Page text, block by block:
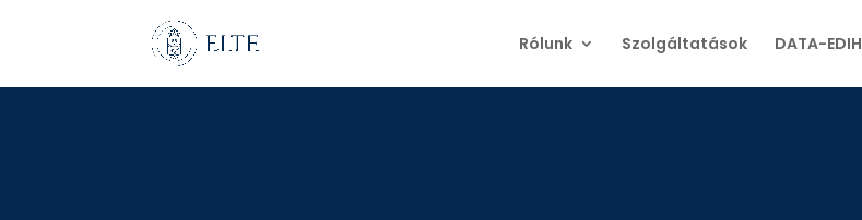
Rólunk Szolgáltatások DATA-EDIH